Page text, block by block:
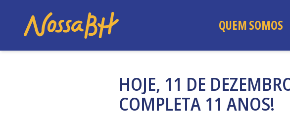
QUEM SOMOS
HOJE, 11 DE
COMPLETA 11 ANOS!